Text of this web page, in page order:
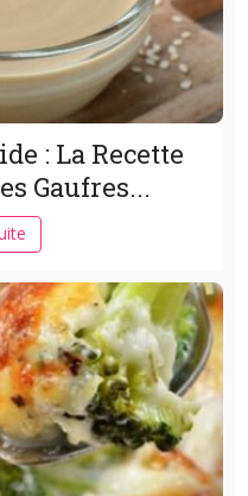
: La Recette
Gaufres...